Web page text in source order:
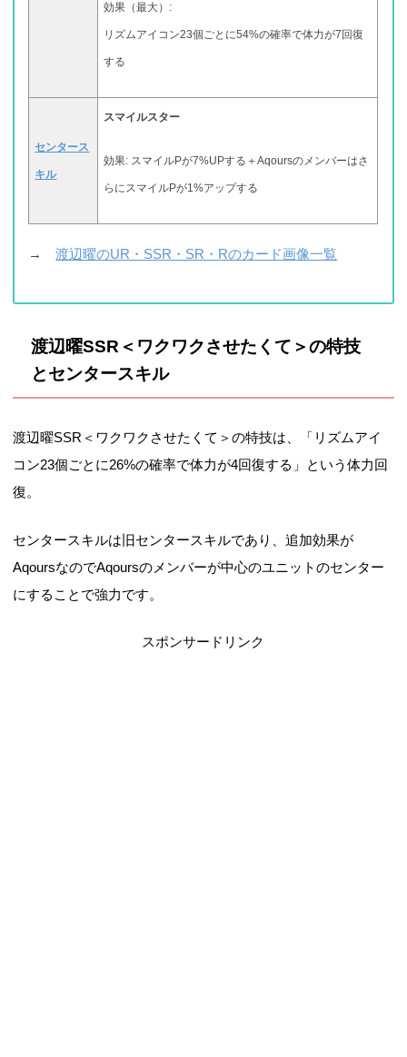
効果（最大）:
リズムアイコン23個ごとに54%の確率で体力が7回復
する
センタース
キル
スマイルスター
効果: スマイルPが7%UPする＋Aqoursのメンバーはさ
らにスマイルPが1%アップする
→渡辺曜のUR・SSR・SR・Rのカード画像一覧
渡辺曜SSR＜ワクワクさせたくて＞の特技
とセンタースキル
渡辺曜SSR＜ワクワクさせたくて＞の特技は、「リズムアイ
コン23個ごとに26%の確率で体力が4回復する」という体力回
復。
センタースキルは旧センタースキルであり、追加効果が
AqoursなのでAqoursのメンバーが中心のユニットのセンター
にすることで強力です。
スポンサードリンク